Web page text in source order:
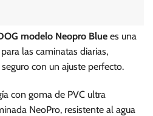
opciones
pueden
elegir
la
página
modelo Neopro Blue es una
las caminatas diarias,
con un ajuste perfecto.
con goma de PVC ultra
NeoPro, resistente al agua